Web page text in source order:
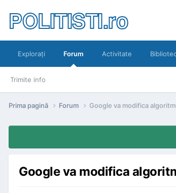
POLITISTI.ro
Exploraţi Forum
Trimite info
Activitate
Prima pagină Forum Google va modifica
Google va modifica